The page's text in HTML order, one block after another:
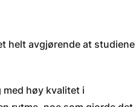
helt avgjørende at studiene
høy kvalitet i